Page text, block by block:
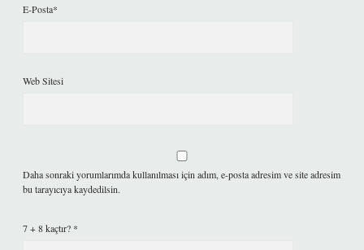
E-Posta*
Web Sitesi
Daha sonraki yorumlarımda kullanılması için adım, e-posta adresim ve site adresim
bu tarayıcıya kaydedilsin.
7 + 8 kaçtır? *